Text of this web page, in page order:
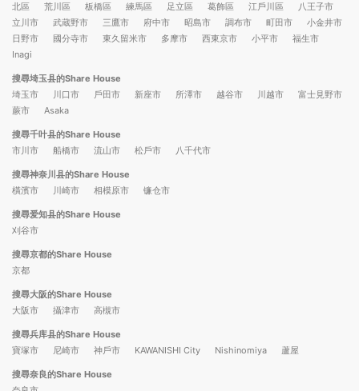
北區
荒川區 板橋區 練馬區 足立區 葛飾區 江戶川區
八王子市
立川市
武蔵野市 三鷹市 府中市 昭島市 調布市 町田市
小金井市
日野市
國分寺市 東久留米市 多摩市 西東京市 小平市
福生市
Inagi
搜尋埼玉县的Share House
埼玉市
川口市 戶田市 新座市 所澤市 越谷市 川越市
富士見野市
蕨市
Asaka
搜尋千叶县的Share House
市川市
船橋市 流山市 松戶市 八千代市
搜尋神奈川县的Share House
橫濱市
川崎市 相模原市 镰仓市
搜尋爱知县的Share House
刈谷市
搜尋京都的Share House
京都
搜尋大阪的Share House
大阪市
攝津市 高槻市
搜尋兵库县的Share House
寶塚市
尼崎市 神戶市 KAWANISHI City Nishinomiya 蘆屋
搜尋奈良的Share House